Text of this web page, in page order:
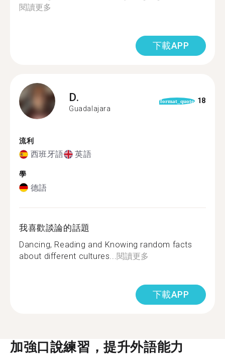
閱讀更多
下載APP
D.
Guadalajara
format_quote 18
流利
西班牙語 英語
學
德語
我喜歡談論的話題
Dancing, Reading and Knowing random facts
about different cultures... 閱讀更多
下載APP
加強口說練習，提升外語能力